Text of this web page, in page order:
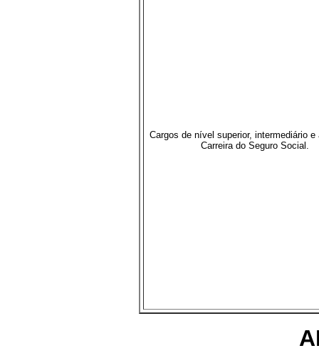
Cargos de nível superior, intermediário e
Carreira do Seguro Social.